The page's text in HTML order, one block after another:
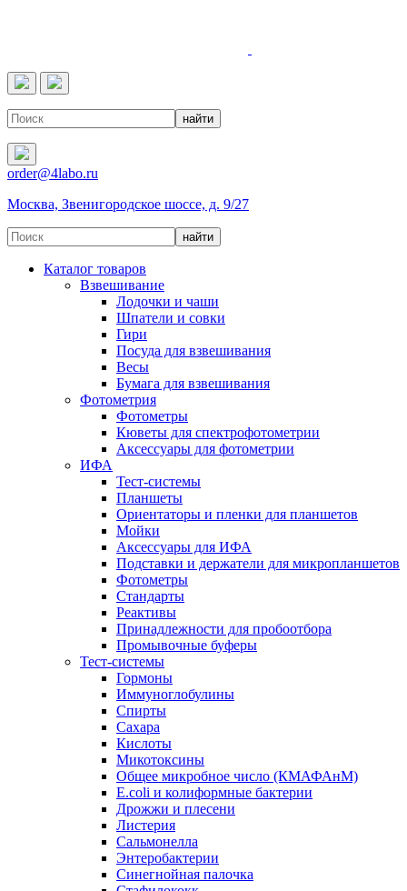
order@4labo.ru
Москва, Звенигородское шоссе, д. 9/27
Каталог товаров
Взвешивание
Лодочки и чаши
Шпатели и совки
Гири
Посуда для взвешивания
Весы
Бумага для взвешивания
Фотометрия
Фотометры
Кюветы для спектрофотометрии
Аксессуары для фотометрии
ИФА
Тест-системы
Планшеты
Ориентаторы и пленки для планшетов
Мойки
Аксессуары для ИФА
Подставки и держатели для микропланшетов
Фотометры
Стандарты
Реактивы
Принадлежности для пробоотбора
Промывочные буферы
Тест-системы
Гормоны
Иммуноглобулины
Спирты
Сахара
Кислоты
Микотоксины
Общее микробное число (КМАФАнМ)
E.coli и колиформные бактерии
Дрожжи и плесени
Листерия
Сальмонелла
Энтеробактерии
Синегнойная палочка